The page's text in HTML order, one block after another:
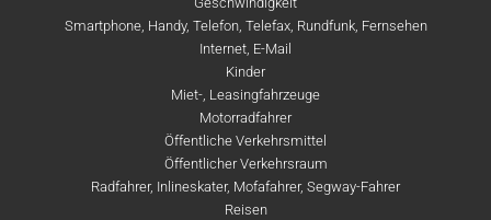
Smartphone, Handy, Telefon, Telefax, Rundfunk, Fernsehen
Internet, E-Mail
Kinder
Miet-, Leasingfahrzeuge
Motorradfahrer
Öffentliche Verkehrsmittel
Öffentlicher Verkehrsraum
Radfahrer, Inlineskater, Mofafahrer, Segway-Fahrer
Reisen